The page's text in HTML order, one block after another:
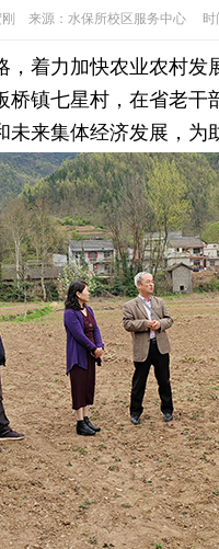
来源：水保所校区服务中心 时
着力加快农业农村发
镇七星村，在省老干
来集体经济发展，为